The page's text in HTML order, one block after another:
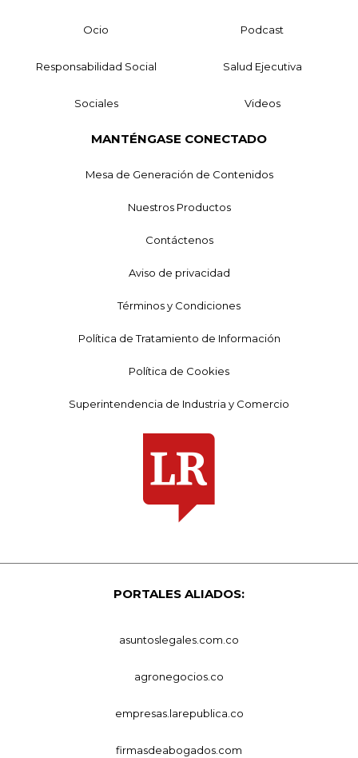
Ocio Podcast
Responsabilidad Social Salud Ejecutiva
Sociales Videos
MANTÉNGASE CONECTADO
Mesa de Generación de Contenidos
Nuestros Productos
Contáctenos
Aviso de privacidad
Términos y Condiciones
Política de Tratamiento de Información
Política de Cookies
Superintendencia de Industria y Comercio
PORTALES ALIADOS:
asuntoslegales.com.co
agronegocios.co
empresas.larepublica.co
firmasdeabogados.com